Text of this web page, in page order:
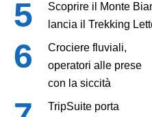
Scoprire il Monte
lancia il Trekking
Crociere fluviali,
operatori alle prese
con la siccità
TripSuite porta